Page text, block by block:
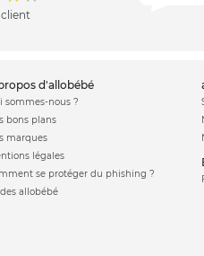
client
propos d'allobébé
sommes-nous ?
bons plans
marques
légales
se protéger du phishing ?
allobébé